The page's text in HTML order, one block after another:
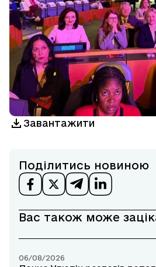
Завантажити
Поділитись новиною
Вас також може
06/08/2026